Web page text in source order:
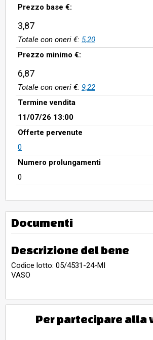
Prezzo base €:
3,87
Totale con oneri €: 5,20
Prezzo minimo €:
6,87
Totale con oneri €: 9,22
Termine vendita
11/07/26 13:00
Offerte pervenute
0
Numero prolungamenti
0
Documenti
Descrizione del bene
Codice lotto: 05/4531-24-MI
VASO
Per partecipare alla